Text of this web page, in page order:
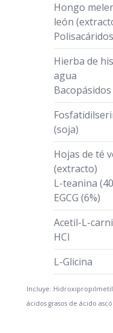
Hongo
león
Hierba de
agua
Bacopásidos
(soja)
Hojas de té
(extracto)
L-teanina
EGCG (6%)
Acetil-L-
HCI
L-Glicina
Incluye:
ácidos grasos de ácido